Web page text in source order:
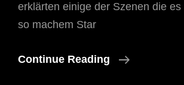
erklärten einige der Szenen die es
so machem Star
Continue Reading
Ich